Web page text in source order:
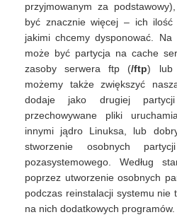
przyjmowanym za
być znacznie więcej – ich ilość
jakimi chcemy dysponować. Na
może być partycja na cache
zasoby serwera ftp (/ftp) lub
możemy także zwiększyć
dodaje jako drugiej
przechowywane pliki
innymi jądro Linuksa, lub
stworzenie osobnych
pozasystemowego. Według
poprzez utworzenie osobnych
podczas reinstalacji systemu nie
na nich dodatkowych programów.